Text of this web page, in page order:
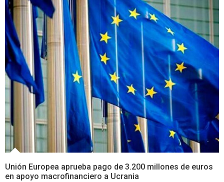
Unión Europea aprueba pago de 3.200 millones de euros
en apoyo macrofinanciero a Ucrania